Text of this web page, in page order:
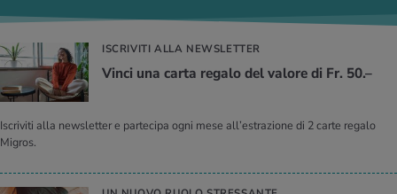
ISCRIVITI ALLA NEWSLETTER
Vinci una carta regalo del valore di Fr. 50.–
Iscriviti alla newsletter e partecipa ogni mese all’estrazione di 2 carte regalo
Migros.